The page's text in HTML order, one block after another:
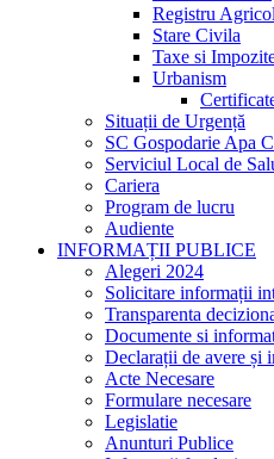
Registru Agricol
Stare Civila
Taxe si
Urbanism
Situații de Urgență
SC Gospodarie Apa
Serviciul Local de
Cariera
Program de lucru
Audiente
INFORMAȚII PUBLICE
Alegeri 2024
Solicitare informații
Transparenta
Documente si
Declarații de avere și
Acte Necesare
Formulare necesare
Legislatie
Anunturi Publice